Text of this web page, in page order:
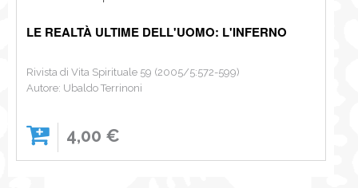
LE REALTÀ ULTIME DELL'UOMO: L'INFERNO
Rivista di Vita Spirituale 59 (2005/5:572-599)
Autore: Ubaldo Terrinoni
4,00 €